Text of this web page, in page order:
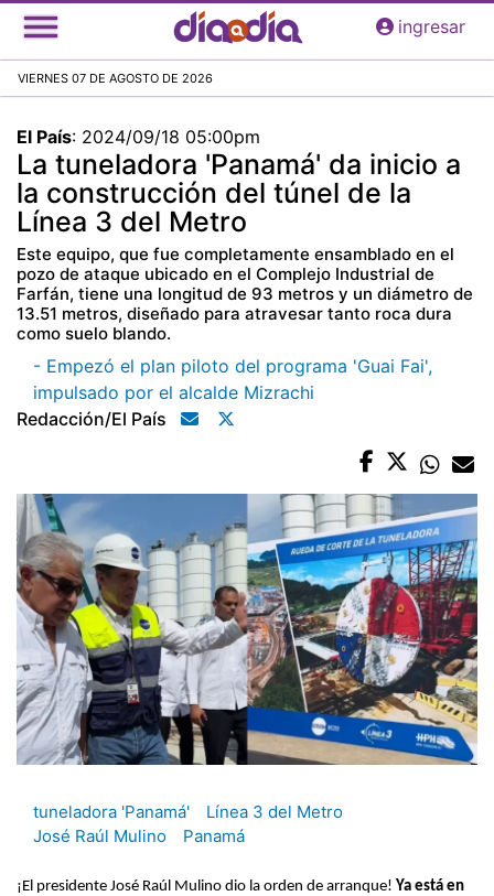
Pasar
al
principal
ingresar
VIERNES 07 DE AGOSTO DE 2026
El País: 2024/09/18 05:00pm
La tuneladora 'Panamá' da inicio a
la construcción del túnel de la
Línea 3 del Metro
Este equipo, que fue completamente ensamblado en el
pozo de ataque ubicado en el Complejo Industrial de
Farfán, tiene una longitud de 93 metros y un diámetro de
13.51 metros, diseñado para atravesar tanto roca dura
como suelo blando.
- Empezó el plan piloto del programa 'Guai Fai',
impulsado por el alcalde Mizrachi
Redacción/el País
tuneladora 'Panamá'
Línea 3 del Metro
José Raúl Mulino
Panamá
¡El presidente José Raúl Mulino dio la orden de arranque! Ya está en